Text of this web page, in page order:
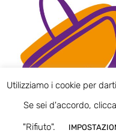
Utilizziamo i cookie per
Se sei d'accordo,
"Rifiuto".